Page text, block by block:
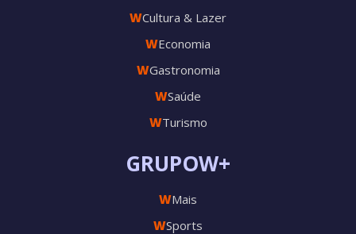
GRUPOW+
WMais
WSports
WCultura & Lazer
WEconomia
WGastronomia
WSaúde
WTurismo